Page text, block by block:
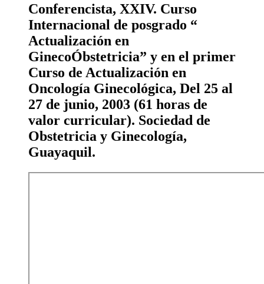
Conferencista, XXIV. Curso
Internacional de posgrado “
Actualización en
GinecoÓbstetricia” y en el primer
Curso de Actualización en
Oncología Ginecológica, Del 25 al
27 de junio, 2003 (61 horas de
valor curricular). Sociedad de
Obstetricia y Ginecología,
Guayaquil.